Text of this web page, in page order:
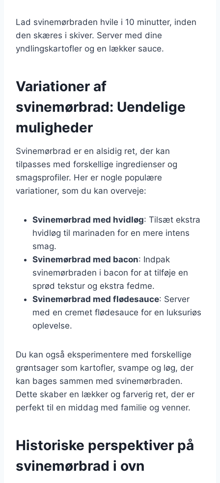
Lad svinemørbraden hvile i 10 minutter, inden
den skæres i skiver. Server med dine
yndlingskartofler og en lækker sauce.
Variationer af
svinemørbrad: Uendelige
muligheder
Svinemørbrad er en alsidig ret, der kan
tilpasses med forskellige ingredienser og
smagsprofiler. Her er nogle populære
variationer, som du kan overveje:
Svinemørbrad med hvidløg: Tilsæt ekstra
hvidløg til marinaden for en mere intens
smag.
Svinemørbrad med bacon: Indpak
svinemørbraden i bacon for at tilføje en
sprød tekstur og ekstra fedme.
Svinemørbrad med flødesauce: Server
med en cremet flødesauce for en luksuriøs
oplevelse.
Du kan også eksperimentere med forskellige
grøntsager som kartofler, svampe og løg, der
kan bages sammen med svinemørbraden.
Dette skaber en lækker og farverig ret, der er
perfekt til en middag med familie og venner.
Historiske perspektiver på
svinemørbrad i ovn